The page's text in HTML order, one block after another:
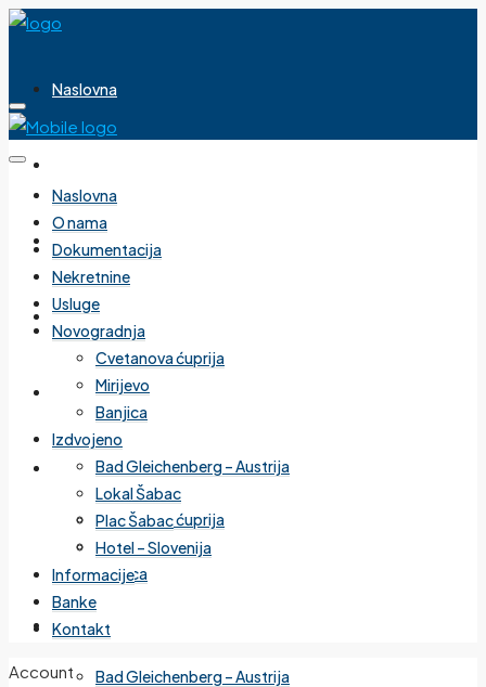
Naslovna
Dokumentacija
Nekretnine
Usluge
Novogradnja
Cvetanova ćuprija
Mirijevo
Banjica
Izdvojeno
Bad Gleichenberg – Austrija
Naslovna
O nama
Dokumentacija
Nekretnine
Usluge
Novogradnja
Cvetanova ćuprija
Mirijevo
Banjica
Izdvojeno
Bad Gleichenberg – Austrija
Lokal Šabac
Plac Šabac
Hotel – Slovenija
Informacije
Banke
Kontakt
Account